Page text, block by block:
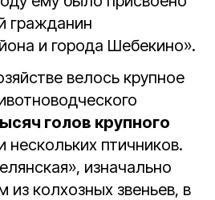
гражданин
и города Шебекино».
велось крупное
голов крупного
нескольких птичников.
изначально
из колхозных звеньев, в